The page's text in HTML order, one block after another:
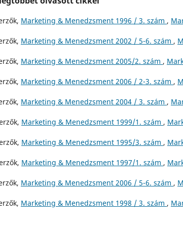
Marketing & Menedzsment 1996 / 3. szám ,
Marketing & Menedzsment 2002 / 5-6. szám ,
Marketing & Menedzsment 2005/2. szám ,
Marketing & Menedzsment 2006 / 2-3. szám ,
Marketing & Menedzsment 2004 / 3. szám ,
Marketing & Menedzsment 1999/1. szám ,
Marketing & Menedzsment 1995/3. szám ,
Marketing & Menedzsment 1997/1. szám ,
Marketing & Menedzsment 2006 / 5-6. szám ,
Marketing & Menedzsment 1998 / 3. szám ,